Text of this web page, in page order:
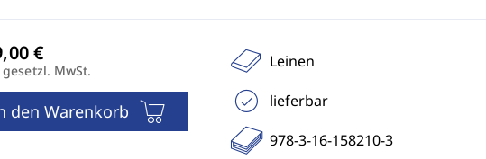
MwSt.
den Warenkorb
Leinen
lieferbar
978-3-16-158210-3